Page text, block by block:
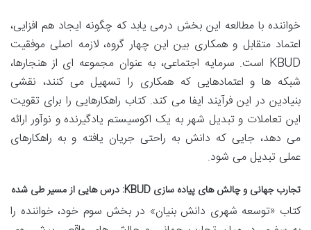
خواننده با مطالعه این بخش درمی یابد که چگونه ایجاد هم افزایی،
اعتماد متقابل و همکاری بین این چهار گروه، لازمه اصلی موفقیت
KBUD است. سرمایه اجتماعی، به عنوان مجموعه ای از هنجارها،
شبکه ها و اعتمادهایی که همکاری را تسهیل می کنند، نقشی
بنیادین در این فرآیند ایفا می کند. کتاب راهکارهایی را برای تقویت
این تعاملات و تبدیل شهر به یک اکوسیستم یادگیرنده و نوآور ارائه
می دهد، جایی که دانش به راحتی جریان یافته و به راهکارهای
عملی تبدیل می شود.
تجارب جهانی و چالش های پیاده سازی KBUD: درس هایی از مسیر طی شده
کتاب «توسعه شهری دانش بنیان» در بخش سوم خود، خواننده را